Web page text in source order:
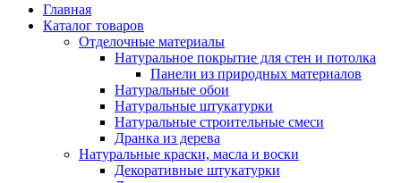
Главная
Каталог товаров
Отделочные материалы
Натуральное покрытие для стен и потолка
Панели из природных материалов
Натуральные обои
Натуральные штукатурки
Натуральные строительные смеси
Дранка из дерева
Натуральные краски, масла и воски
Декоративные штукатурки